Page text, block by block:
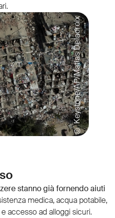
© Keystone/AP/Matias Delacroix
stanno già fornendo aiuti
medica, acqua potabile,
accesso ad alloggi sicuri.